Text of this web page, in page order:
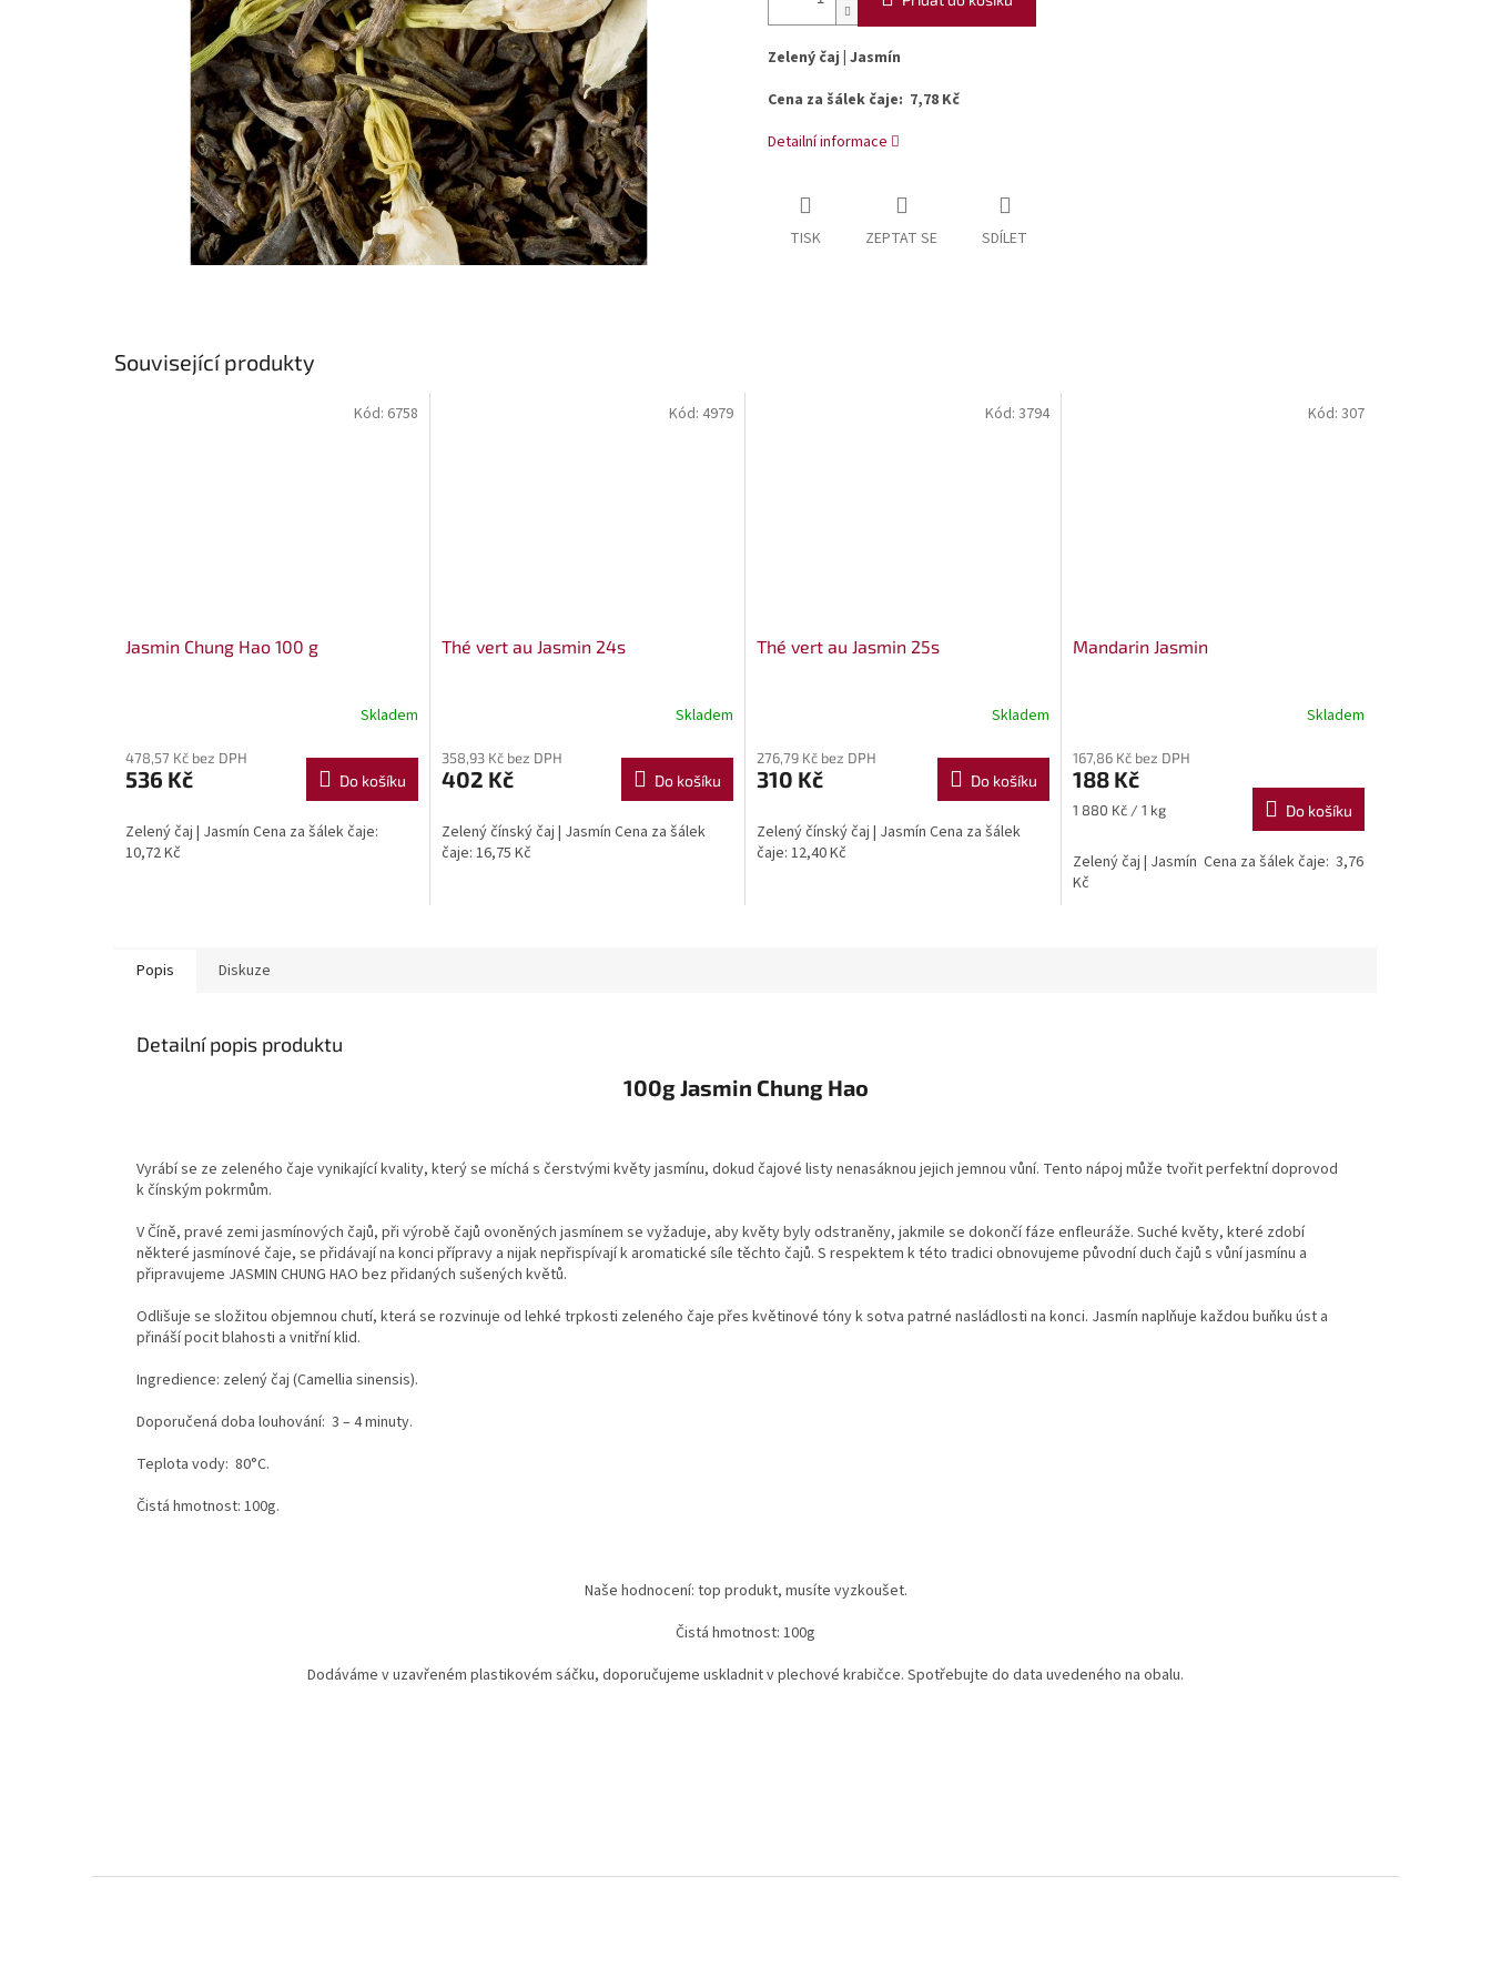
Zelený čaj | Jasmín
Cena za šálek čaje: 7,78 Kč
Detailní informace
TISK ZEPTAT SE SDÍLET
Související produkty
Jasmin Chung Hao 100 g
Skladem
478,57 Kč bez DPH
536 Kč Do košíku
Zelený čaj | Jasmín Cena za šálek čaje:
10,72 Kč
Kód: 6758
Thé vert au Jasmin 24s
Skladem
358,93 Kč bez DPH
402 Kč Do košíku
Zelený čínský čaj | Jasmín Cena za šálek
čaje: 16,75 Kč
Kód: 4979
Thé vert au Jasmin 25s
Skladem
276,79 Kč bez DPH
310 Kč Do košíku
Zelený čínský čaj | Jasmín Cena za šálek
čaje: 12,40 Kč
Kód: 3794
Mandarin Jasmin
Skladem
167,86 Kč bez DPH
188 Kč
Měrná
1 880 Kč / 1 kg Do košíku
Zelený čaj | Jasmín Cena za šálek čaje: 3,76
Kč
Kód: 307
Popis Diskuze
Detailní popis produktu
100g Jasmin Chung Hao
Vyrábí se ze zeleného čaje vynikající kvality, který se míchá s čerstvými květy jasmínu, dokud čajové listy nenasáknou jejich jemnou vůní. Tento nápoj může tvořit perfektní doprovod
k čínským pokrmům.
V Číně, pravé zemi jasmínových čajů, při výrobě čajů ovoněných jasmínem se vyžaduje, aby květy byly odstraněny, jakmile se dokončí fáze enfleuráže. Suché květy, které zdobí
některé jasmínové čaje, se přidávají na konci přípravy a nijak nepřispívají k aromatické síle těchto čajů. S respektem k této tradici obnovujeme původní duch čajů s vůní jasmínu a
připravujeme JASMIN CHUNG HAO bez přidaných sušených květů.
Odlišuje se složitou objemnou chutí, která se rozvinuje od lehké trpkosti zeleného čaje přes květinové tóny k sotva patrné nasládlosti na konci. Jasmín naplňuje každou buňku úst a
přináší pocit blahosti a vnitřní klid.
Ingredience: zelený čaj (Camellia sinensis).
Doporučená doba louhování: 3 – 4 minuty.
Teplota vody: 80°C.
Čistá hmotnost: 100g.
Naše hodnocení: top produkt, musíte vyzkoušet.
Čistá hmotnost: 100g
Dodáváme v uzavřeném plastikovém sáčku, doporučujeme uskladnit v plechové krabičce. Spotřebujte do data uvedeného na obalu.